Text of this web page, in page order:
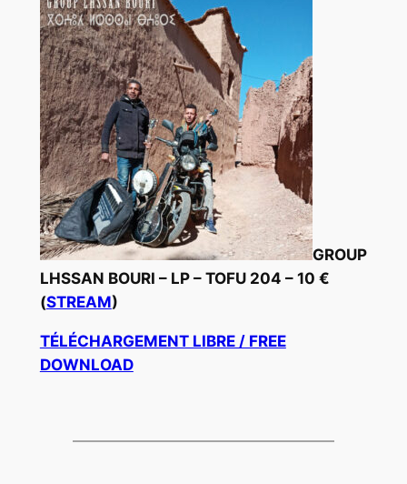
GROUP
LHSSAN BOURI – LP – TOFU 204 – 10 €
(STREAM)
TÉLÉCHARGEMENT LIBRE / FREE
DOWNLOAD